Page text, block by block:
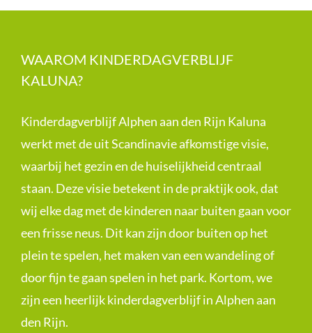
WAAROM KINDERDAGVERBLIJF
KALUNA?
Kinderdagverblijf Alphen aan den Rijn Kaluna
werkt met de uit Scandinavie afkomstige visie,
waarbij het gezin en de huiselijkheid centraal
staan. Deze visie betekent in de praktijk ook, dat
wij elke dag met de kinderen naar buiten gaan voor
een frisse neus. Dit kan zijn door buiten op het
plein te spelen, het maken van een wandeling of
door fijn te gaan spelen in het park. Kortom, we
zijn een heerlijk kinderdagverblijf in Alphen aan
den Rijn.